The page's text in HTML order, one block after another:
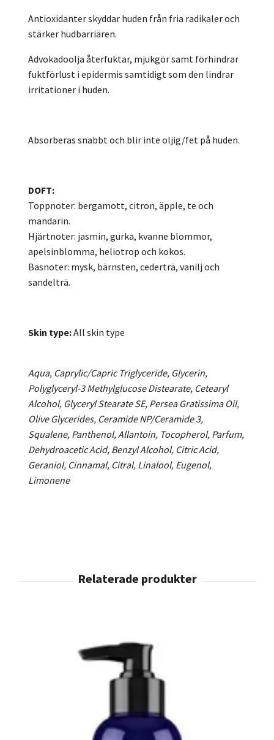
Antioxidanter skyddar huden från fria radikaler och
stärker hudbarriären.
Advokadoolja återfuktar, mjukgör samt förhindrar
fuktförlust i epidermis samtidigt som den lindrar
irritationer i huden.
Absorberas snabbt och blir inte oljig/fet på huden.
DOFT:
Toppnoter: bergamott, citron, äpple, te och
mandarin.
Hjärtnoter: jasmin, gurka, kvanne blommor,
apelsinblomma, heliotrop och kokos.
Basnoter: mysk, bärnsten, cederträ, vanilj och
sandelträ.
Skin type:All skin type
Aqua, Caprylic/Capric Triglyceride, Glycerin,
Polyglyceryl-3 Methylglucose Distearate, Cetearyl
Alcohol, Glyceryl Stearate SE, Persea Gratissima Oil,
Olive Glycerides, Ceramide NP/Ceramide 3,
Squalene, Panthenol, Allantoin, Tocopherol, Parfum,
Dehydroacetic Acid, Benzyl Alcohol, Citric Acid,
Geraniol, Cinnamal, Citral, Linalool, Eugenol,
Limonene